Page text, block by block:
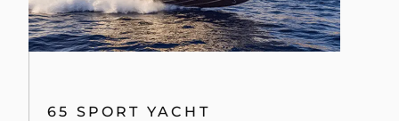
65 SPORT YACHT